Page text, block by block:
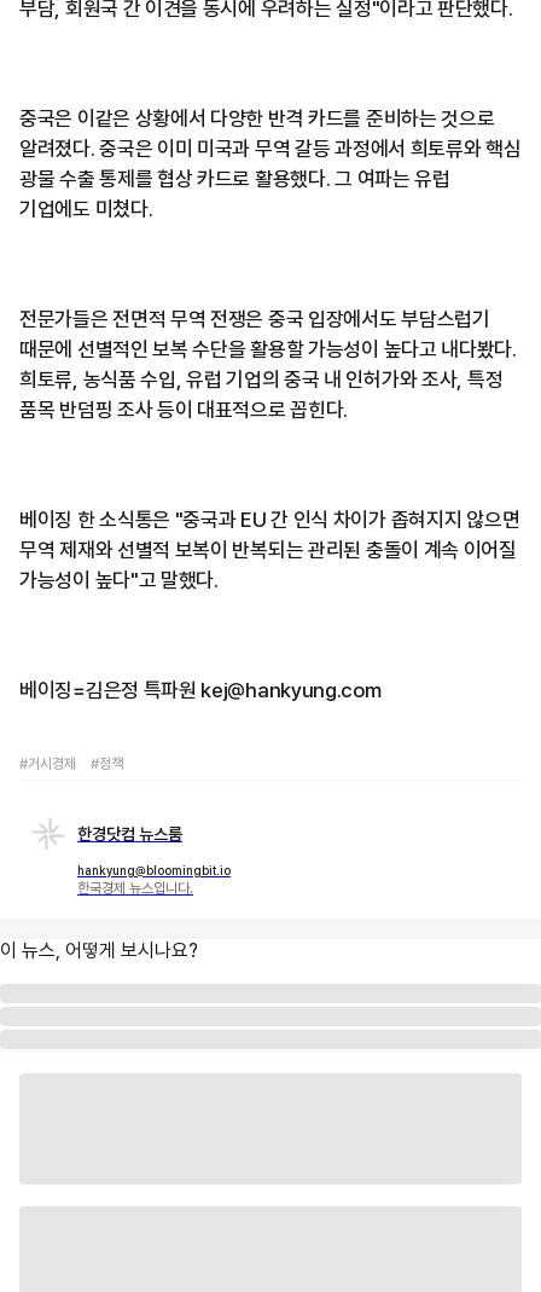
부담, 회원국 간 이견을 동시에 우려하는 실정"이라고 판단했다.
중국은 이같은 상황에서 다양한 반격 카드를 준비하는 것으로
알려졌다. 중국은 이미 미국과 무역 갈등 과정에서 희토류와 핵심
광물 수출 통제를 협상 카드로 활용했다. 그 여파는 유럽
기업에도 미쳤다.
전문가들은 전면적 무역 전쟁은 중국 입장에서도 부담스럽기
때문에 선별적인 보복 수단을 활용할 가능성이 높다고 내다봤다.
희토류, 농식품 수입, 유럽 기업의 중국 내 인허가와 조사, 특정
품목 반덤핑 조사 등이 대표적으로 꼽힌다.
베이징 한 소식통은 "중국과 EU 간 인식 차이가 좁혀지지 않으면
무역 제재와 선별적 보복이 반복되는 관리된 충돌이 계속 이어질
가능성이 높다"고 말했다.
베이징=김은정 특파원 kej@hankyung.com
#거시경제 #정책
한경닷컴 뉴스룸
hankyung@bloomingbit.io
한국경제 뉴스입니다.
이 뉴스, 어떻게 보시나요?